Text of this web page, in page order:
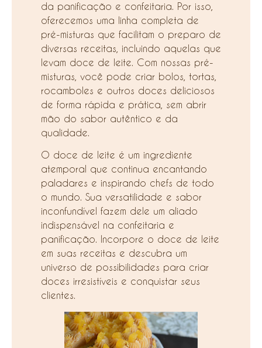
da panificação e confeitaria. Por isso,
oferecemos uma linha completa de
pré-misturas que facilitam o preparo de
diversas receitas, incluindo aquelas que
levam doce de leite. Com nossas pré-
misturas, você pode criar bolos, tortas,
rocamboles e outros doces deliciosos
de forma rápida e prática, sem abrir
mão do sabor autêntico e da
qualidade.
O doce de leite é um ingrediente
atemporal que continua encantando
paladares e inspirando chefs de todo
o mundo. Sua versatilidade e sabor
inconfundível fazem dele um aliado
indispensável na confeitaria e
panificação. Incorpore o doce de leite
em suas receitas e descubra um
universo de possibilidades para criar
doces irresistíveis e conquistar seus
clientes.